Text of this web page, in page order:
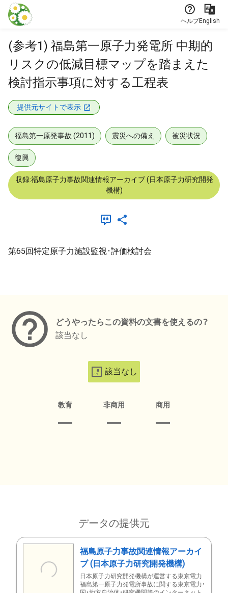
本文に飛ぶ
ヘルプEnglish
(参考1) 福島第一原子力発電所 中期的
リスクの低減目標マップを踏まえた
検討指示事項に対する工程表
提供元サイトで表示
福島第一原発事故 (2011) 震災への備え 被災状況
復興
収録:福島原子力事故関連情報アーカイブ (日本原子力研究開発
機構)
第65回特定原子力施設監視･評価検討会
どうやったらこの資料の文書を使えるの？
該当なし
該当なし
教育 非商用 商用
データの提供元
福島原子力事故関連情報アーカイ
ブ (日本原子力研究開発機構)
日本原子力研究開発機構が運営する東京電力
福島第一原子力発電所事故に関する東京電力・